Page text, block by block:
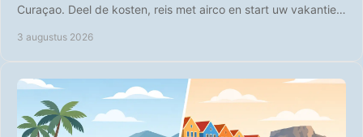
Curaçao. Deel de kosten, reis met airco en start uw vakantie
3 augustus 2026